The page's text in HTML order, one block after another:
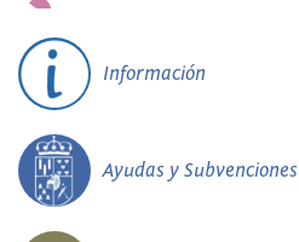
Información
Ayudas y Subvenciones